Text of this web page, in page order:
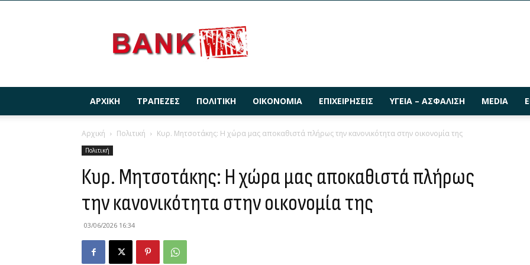
ΑΡΧΙΚΉ ΤΡΆΠΕΖΕΣ ΠΟΛΙΤΙΚΉ ΟΙΚΟΝΟΜΊΑ ΕΠΙΧΕΙΡΉΣΕΙΣ ΥΓΕΊΑ – ΑΣΦΆΛΙΣΗ MEDIA
Αρχική Πολιτική Κυρ. Μητσοτάκης: Η χώρα μας αποκαθιστά πλήρως την κανονικότητα στην οικονομία της
Πολιτική
Κυρ. Μητσοτάκης: Η χώρα μας αποκαθιστά πλήρως
την κανονικότητα στην οικονομία της
03/06/2026 16:34